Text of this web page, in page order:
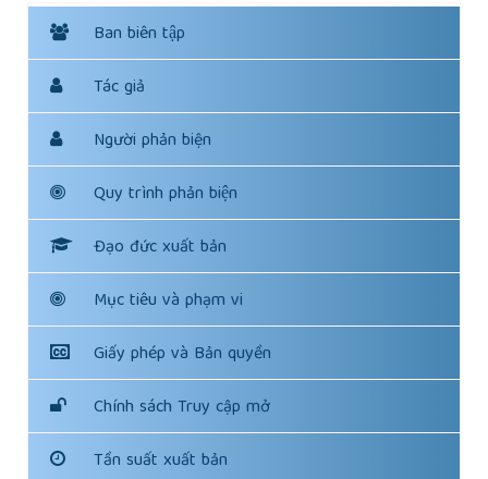
Ban biên tập
Tác giả
Người phản biện
Quy trình phản biện
Đạo đức xuất bản
Mục tiêu và phạm vi
Giấy phép và Bản quyền
Chính sách Truy cập mở
Tần suất xuất bản